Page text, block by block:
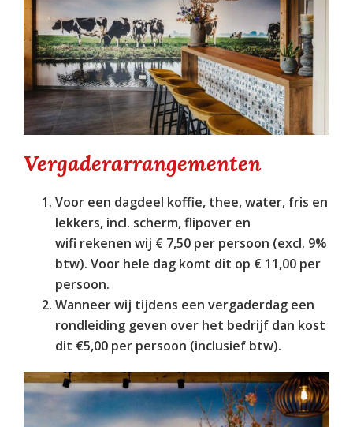
Vergaderarrangementen
Voor een dagdeel koffie, thee, water, fris en
lekkers, incl. scherm, flipover en
wifi rekenen wij € 7,50 per persoon (excl. 9%
btw). Voor hele dag komt dit op € 11,00 per
persoon.
Wanneer wij tijdens een vergaderdag een
rondleiding geven over het bedrijf dan kost
dit €5,00 per persoon (inclusief btw).